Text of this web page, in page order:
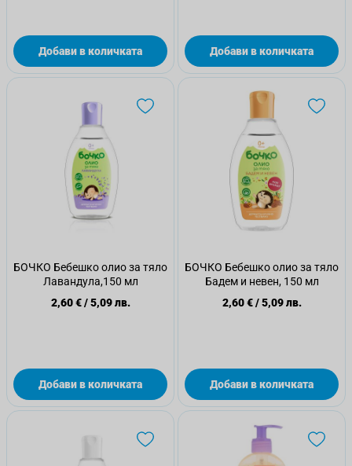
Добави в количката Добави в количката
БОЧКО Бебешко олио за тяло
Лавандула,150 мл
2,60 €/5,09 лв.
Добави в количката
БОЧКО Бебешко олио за тяло
Бадем и невен, 150 мл
2,60 €/5,09 лв.
Добави в количката